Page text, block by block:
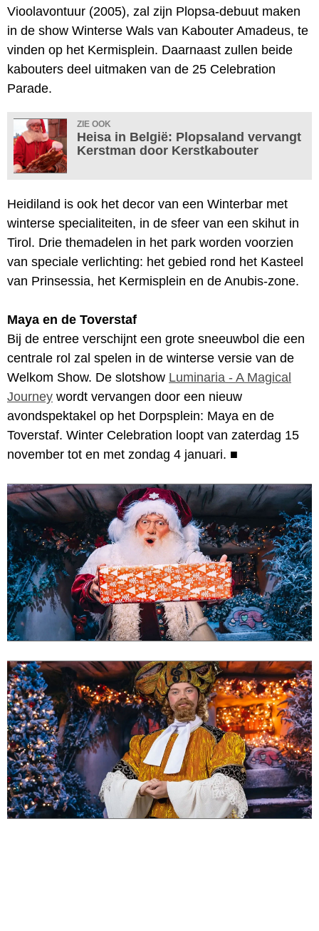
Vioolavontuur (2005), zal zijn Plopsa-debuut maken
in de show Winterse Wals van Kabouter Amadeus, te
vinden op het Kermisplein. Daarnaast zullen beide
kabouters deel uitmaken van de 25 Celebration
Parade.
ZIE OOK
Heisa in België: Plopsaland vervangt
Kerstman door Kerstkabouter
Heidiland is ook het decor van een Winterbar met
winterse specialiteiten, in de sfeer van een skihut in
Tirol. Drie themadelen in het park worden voorzien
van speciale verlichting: het gebied rond het Kasteel
van Prinsessia, het Kermisplein en de Anubis-zone.
Maya en de Toverstaf
Bij de entree verschijnt een grote sneeuwbol die een
centrale rol zal spelen in de winterse versie van de
Welkom Show. De slotshow Luminaria - A Magical
Journey wordt vervangen door een nieuw
avondspektakel op het Dorpsplein: Maya en de
Toverstaf. Winter Celebration loopt van zaterdag 15
november tot en met zondag 4 januari. ■